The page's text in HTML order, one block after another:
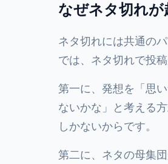
なぜネタ切れ
ネタ切れには共通の
では、ネタ切れで投
第一に、発想を「思
ないかな」と考える
しかないからです。
第二に、ネタの母集